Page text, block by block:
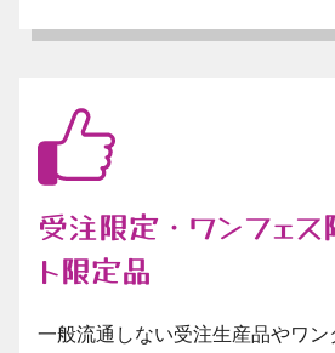
受注限定・ワンフェ
ト限定品
一般流通しない受注生産品やワ